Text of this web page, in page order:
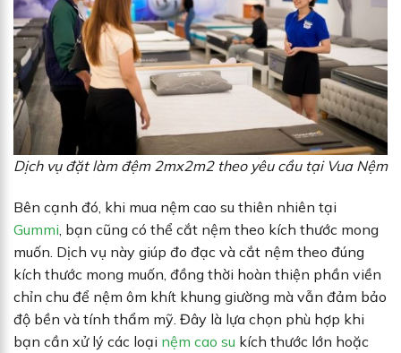
Dịch vụ đặt làm đệm 2mx2m2 theo yêu cầu tại Vua Nệm
Bên cạnh đó, khi mua nệm cao su thiên nhiên tại
Gummi , bạn cũng có thể cắt nệm theo kích thước mong
muốn. Dịch vụ này giúp đo đạc và cắt nệm theo đúng
kích thước mong muốn, đồng thời hoàn thiện phần viền
chỉn chu để nệm ôm khít khung giường mà vẫn đảm bảo
độ bền và tính thẩm mỹ. Đây là lựa chọn phù hợp khi
bạn cần xử lý các loại nệm cao su kích thước lớn hoặc